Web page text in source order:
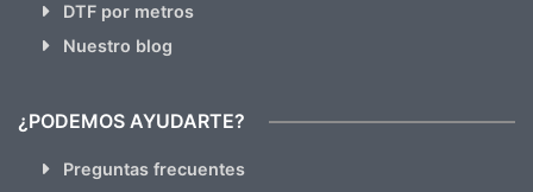
DTF por metros
Nuestro blog
¿PODEMOS AYUDARTE?
Preguntas frecuentes